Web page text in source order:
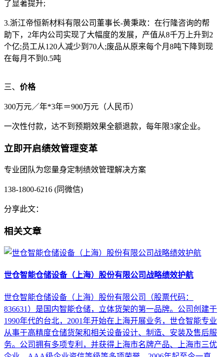
了显著提升;
3.浙江帝恒新材料有限公司董事长-黄秉政：在行隆咨询的帮
助下，2年内公司实现了大幅度的发展，产值从8千万上升到2
个亿;员工从120人减少到70人;废品从原来每个月8吨下降到现
在每月不到0.5吨
三、 价格
300万元／年*3年＝900万元（人民币）
一次性付款，达不到预期效果全额退款，每年限3家企业。
立即开启绩效管理变革
专业团队为您量身定制绩效管理解决方案
138-1800-6216 (同微信)
分享此文：
相关文章
世仓智能仓储设备（上海）股份有限公司战略绩效护航
世仓智能仓储设备（上海）股份有限公司（股票代码：
836631）是国内智能仓储，立体货架的第一品牌。公司创建于
1990年代的台北，2001年开始在上海开展业务，世仓智能专业
从事于高精度仓储货架和相关设备设计、制造、安装及售后服
务。公司拥有多项专利，并获得上海市名牌产品、上海市三优